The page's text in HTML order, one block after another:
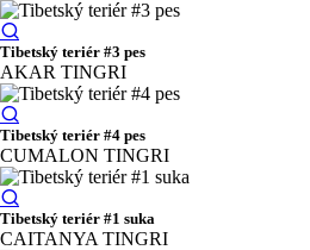
Tibetský teriér #3 pes
AKAR TINGRI
Tibetský teriér #4 pes
CUMALON TINGRI
Tibetský teriér #1 suka
CAITANYA TINGRI